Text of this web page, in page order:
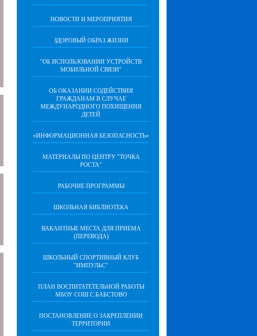
НОВОСТИ И МЕРОПРИЯТИЯ
ЗДОРОВЫЙ ОБРАЗ ЖИЗНИ
"ОБ ИСПОЛЬЗОВАНИИ УСТРОЙСТВ
МОБИЛЬНОЙ СВЯЗИ"
ОБ ОКАЗАНИИ СОДЕЙСТВИЯ
ГРАЖДАНАМ В СЛУЧАЕ
МЕЖДУНАРОДНОГО ПОХИЩЕНИЯ
ДЕТЕЙ
«ИНФОРМАЦИОННАЯ БЕЗОПАСНОСТЬ»
МАТЕРИАЛЫ ПО ЦЕНТРУ "ТОЧКА
РОСТА"
РАБОЧИЕ ПРОГРАММЫ
ШКОЛЬНАЯ БИБЛИОТЕКА
ВАКАНТНЫЕ МЕСТА ДЛЯ ПРИЕМА
(ПЕРЕВОДА)
ШКОЛЬНЫЙ СПОРТИВНЫЙ КЛУБ
"ИМПУЛЬС"
ПЛАН ВОСПИТАТЕТЕЛЬНОЙ РАБОТЫ
МБОУ СОШ С.БАБСТОВО
ПОСТАНОВЛЕНИЕ О ЗАКРЕПЛЕНИИ
ТЕРРИТОРИИ